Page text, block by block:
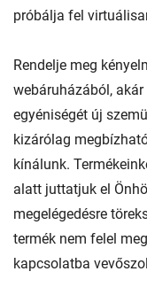
próbálja fel
Rendelje meg
webáruházából,
egyéniségét új
kizárólag
kínálunk.
alatt juttatjuk el
megelégedésre
termék nem felel
kapcsolatba